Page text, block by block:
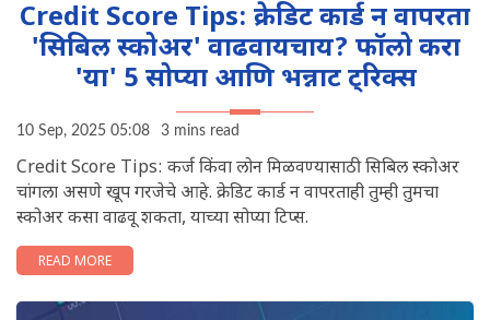
Credit Score Tips: क्रेडिट कार्ड न वापरता
'सिबिल स्कोअर' वाढवायचाय? फॉलो करा
'या' 5 सोप्या आणि भन्नाट ट्रिक्स
10 Sep, 2025 05:08 3 mins read
Credit Score Tips: कर्ज किंवा लोन मिळवण्यासाठी सिबिल स्कोअर
चांगला असणे खूप गरजेचे आहे. क्रेडिट कार्ड न वापरताही तुम्ही तुमचा
स्कोअर कसा वाढवू शकता, याच्या सोप्या टिप्स.
READ MORE